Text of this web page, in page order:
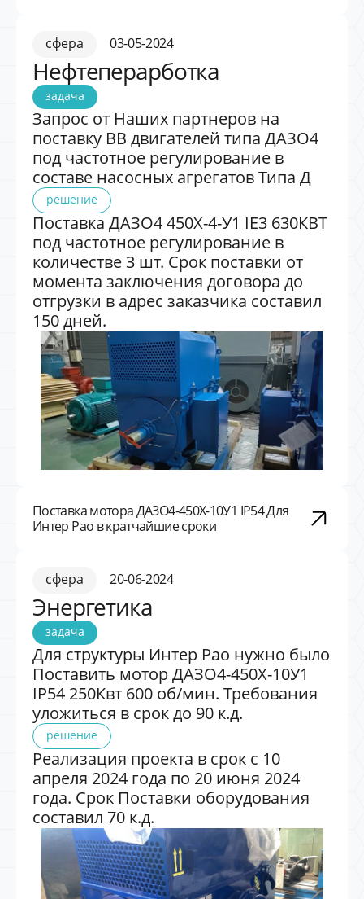
сфера 03-05-2024
Нефтеперарботка
задача
Запрос от Наших партнеров на
поставку ВВ двигателей типа ДАЗО4
под частотное регулирование в
составе насосных агрегатов Типа Д
решение
Поставка ДАЗО4 450Х-4-У1 IE3 630КВТ
под частотное регулирование в
количестве 3 шт. Срок поставки от
момента заключения договора до
отгрузки в адрес заказчика составил
150 дней.
Поставка мотора ДАЗО4-450X-10У1 IP54 Для
Интер Рао в кратчайшие сроки
сфера 20-06-2024
Энергетика
задача
Для структуры Интер Рао нужно было
Поставить мотор ДАЗО4-450X-10У1
IP54 250Квт 600 об/мин. Требования
уложиться в срок до 90 к.д.
решение
Реализация проекта в срок с 10
апреля 2024 года по 20 июня 2024
года. Срок Поставки оборудования
составил 70 к.д.